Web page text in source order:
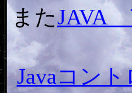
またJAVA
Javaコン